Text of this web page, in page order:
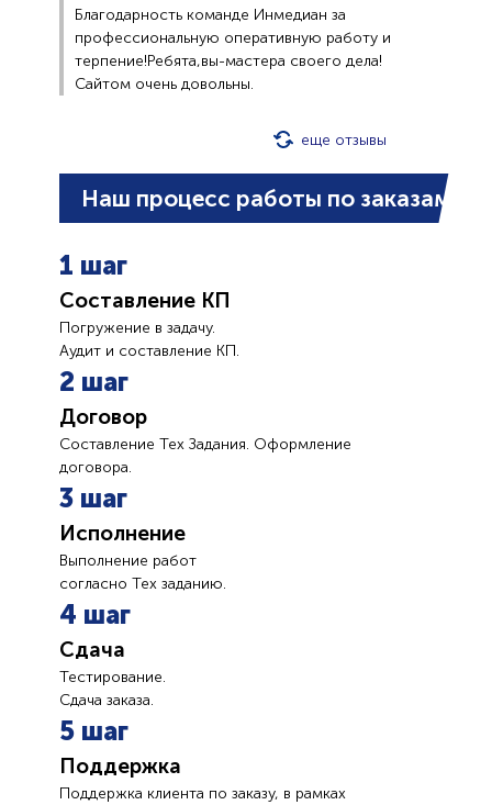
Благодарность команде Инмедиан за
профессиональную оперативную работу и
терпение!Ребята,вы-мастера своего дела!
Сайтом очень довольны.
еще отзывы
Наш процесс работы по заказам
1 шаг
Составление КП
Погружение в задачу.
Аудит и составление КП.
2 шаг
Договор
Составление Тех Задания. Оформление
договора.
3 шаг
Исполнение
Выполнение работ
согласно Тех заданию.
4 шаг
Сдача
Тестирование.
Сдача заказа.
5 шаг
Поддержка
Поддержка клиента по заказу, в рамках